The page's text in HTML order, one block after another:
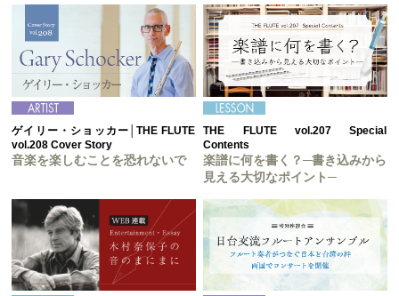
ゲイリー・ショッカー│THE FLUTE
vol.208 Cover Story
音楽を楽しむことを恐れないで
THE FLUTE vol.207 Special
Contents
楽譜に何を書く？─書き込みから
見える大切なポイント─